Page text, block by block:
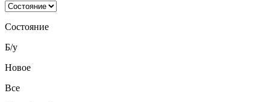
Состояние
Б/у
Новое
Все